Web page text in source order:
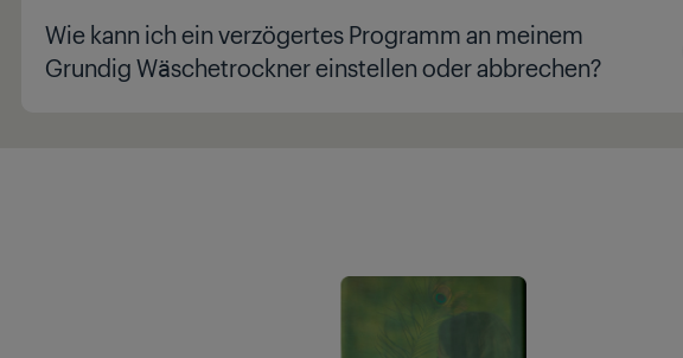
Wie kann ich ein verzögertes Programm an meinem
Grundig Wäschetrockner einstellen oder abbrechen?